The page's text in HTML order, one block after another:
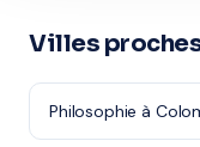
Villes
Philosophie à